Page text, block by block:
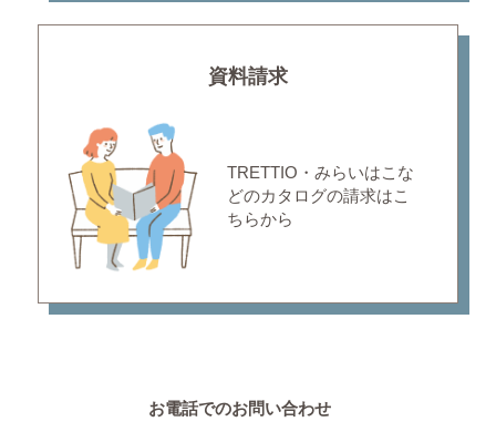
資料請求
TRETTIO・みらいはこな
どのカタログの請求はこ
ちらから
お電話でのお問い合わせ